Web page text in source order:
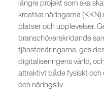
längre projekt som ska
kreativa näringarna
platser och upplevelser.
branschöverskridande
tjänstenäringarna, ges
digitaliseringens värld,
attraktivt både fysiskt och
och näringsliv.